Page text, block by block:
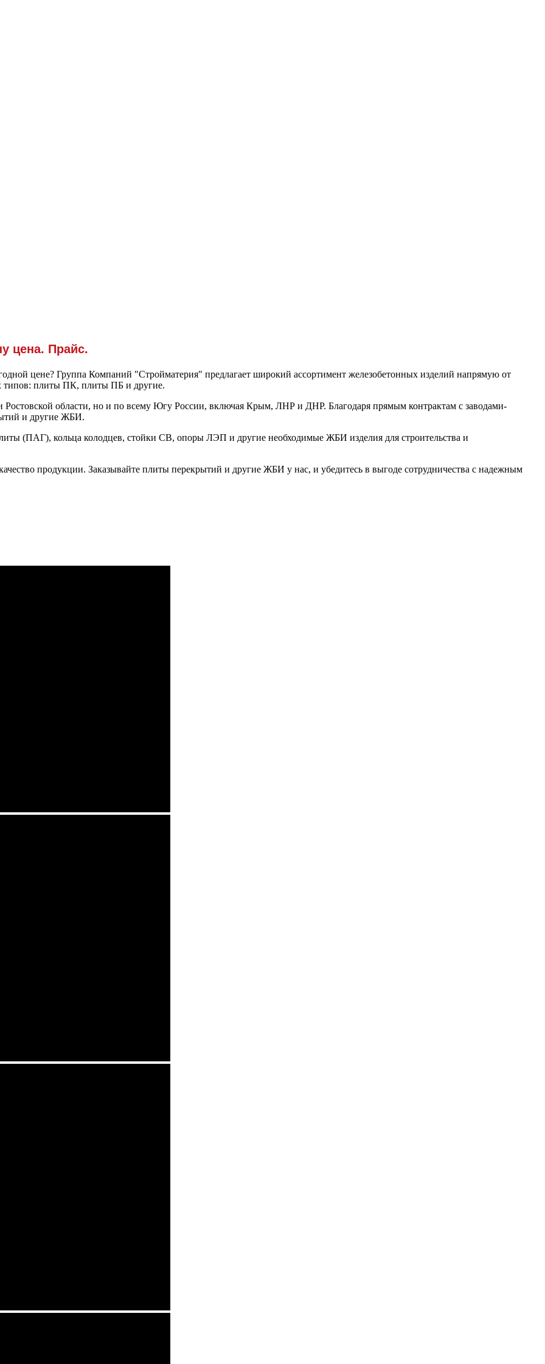
цена. Прайс.
цене? Группа Компаний "Стройматерия" предлагает широкий ассортимент железобетонных изделий напрямую от
типов: плиты ПК, плиты ПБ и другие.
области, но и по всему Югу России, включая Крым, ЛНР и ДНР. Благодаря прямым контрактам с заводами-
и другие ЖБИ.
(ПАГ), кольца колодцев, стойки СВ, опоры ЛЭП и другие необходимые ЖБИ изделия для строительства и
продукции. Заказывайте плиты перекрытий и другие ЖБИ у нас, и убедитесь в выгоде сотрудничества с надежным